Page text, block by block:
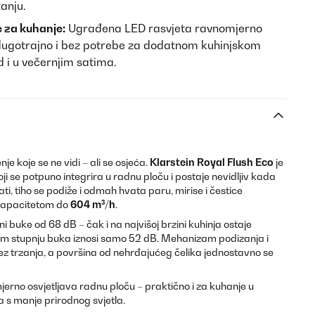
kuhanje: Ugrađena LED rasvjeta ravnomjerno
i bez potrebe za dodatnom kuhinjskom
i u večernjim satima.
koje se ne vidi – ali se osjeća. Klarstein Royal Flush Eco je
se potpuno integrira u radnu ploču i postaje nevidljiv kada
tiho se podiže i odmah hvata paru, mirise i čestice
do604 m³/h.
buke od 68 dB – čak i na najvišoj brzini kuhinja ostaje
stupnju buka iznosi samo 52 dB. Mehanizam podizanja i
trzanja, a površina od nehrđajućeg čelika jednostavno se
osvjetljava radnu ploču – praktično i za kuhanje u
s manje prirodnog svjetla.